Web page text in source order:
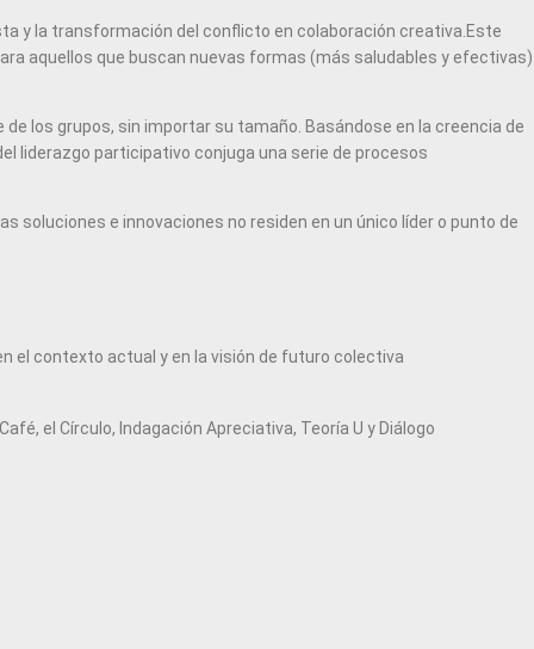
y la transformación del conflicto en colaboración creativa.Este
aquellos que buscan nuevas formas (más saludables y efectivas)
los grupos, sin importar su tamaño. Basándose en la creencia de
liderazgo participativo conjuga una serie de procesos
soluciones e innovaciones no residen en un único líder o punto de
el contexto actual y en la visión de futuro colectiva
el Círculo, Indagación Apreciativa, Teoría U y Diálogo